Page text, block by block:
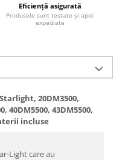
Eficiență asigurată
Produsele sunt testate și apoi
expediate
20DM3500,
40DM5500, 43DM5500,
incluse
Light care au